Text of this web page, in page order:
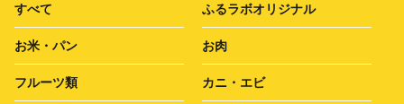
すべて ふるラボオリジナル
お米・パン お肉
フルーツ類 カニ・エビ